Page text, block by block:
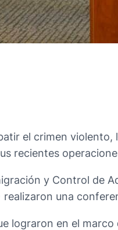
el crimen
recientes
y Control de
realizaron una
lograron en el